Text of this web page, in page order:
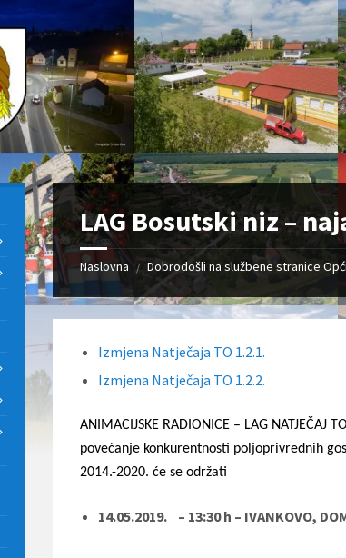
LAG Bosutski niz –
Naslovna / Dobrodošli na službene stranice
Izmjena Natječaja TO 1.2.1.
Izmjena Natječaja TO 1.2.2.
ANIMACIJSKE RADIONICE – LAG
povećanje konkurentnosti poljoprivrednih
2014.-2020. će se održati
14.05.2019. – 13:30 h – IVANKOVO,